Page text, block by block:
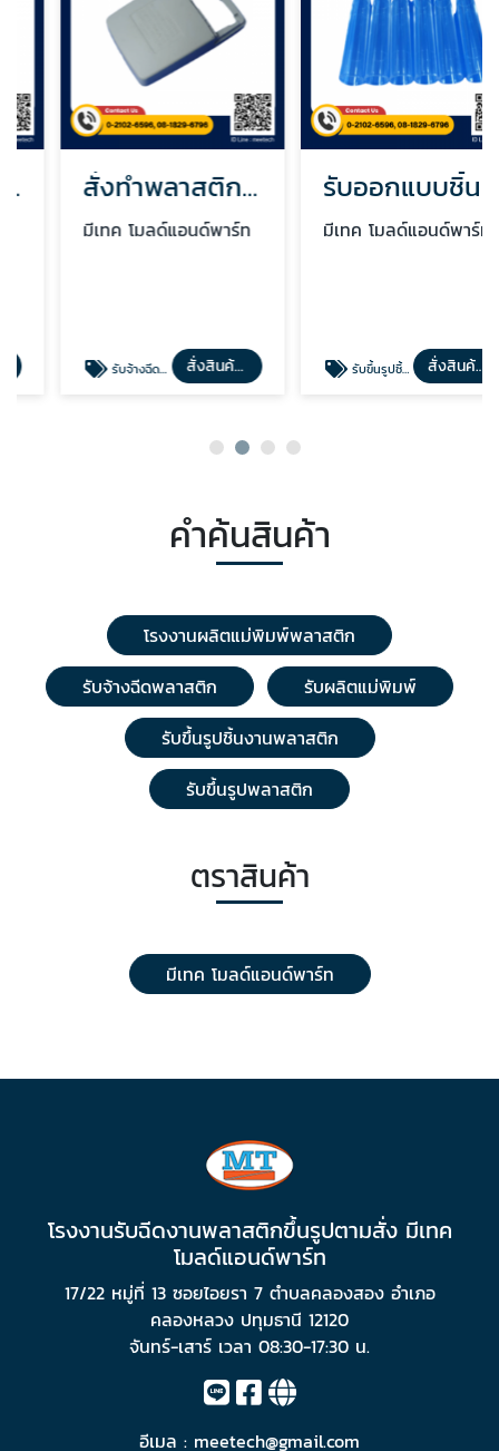
สั่งทำพลาสติกขึ้นรูป
มีเทค โมลด์แอนด์พาร์ท
รับจ้างฉีดพลาสติก สั่งสินค้าได้เลย
รับออกแบบชิ้นงานพลาสติก
มีเทค โมลด์แอนด์พาร์ท
รับขึ้นรูปชิ้นงานพลาสติก สั่งสินค้าได้เลย
คำค้นสินค้า
โรงงานผลิตแม่พิมพ์พลาสติก
รับจ้างฉีดพลาสติก
รับผลิตแม่พิมพ์
รับขึ้นรูปชิ้นงานพลาสติก
รับขึ้นรูปพลาสติก
ตราสินค้า
มีเทค โมลด์แอนด์พาร์ท
โรงงานรับฉีดงานพลาสติกขึ้นรูปตามสั่ง มีเทค
โมลด์แอนด์พาร์ท
17/22 หมู่ที่ 13 ซอยไอยรา 7 ตำบลคลองสอง อำเภอ
คลองหลวง ปทุมธานี 12120
จันทร์-เสาร์ เวลา 08:30-17:30 น.
อีเมล : meetech@gmail.com